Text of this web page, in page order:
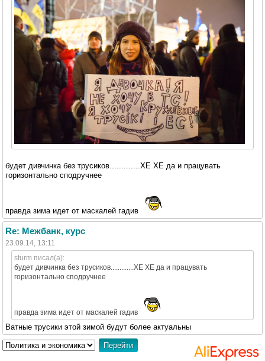
будет дивчинка без трусиков.............ХЕ ХЕ да и працувать
горизонтально сподручнее
правда зима идет от маскалей гадив
Re: Межбанк, курс
23.09.14, 13:11
sturm писал(а):
будет дивчинка без трусиков.............ХЕ ХЕ да и працувать
горизонтально сподручнее
правда зима идет от маскалей гадив
Ватные трусики этой зимой будут более актуальны